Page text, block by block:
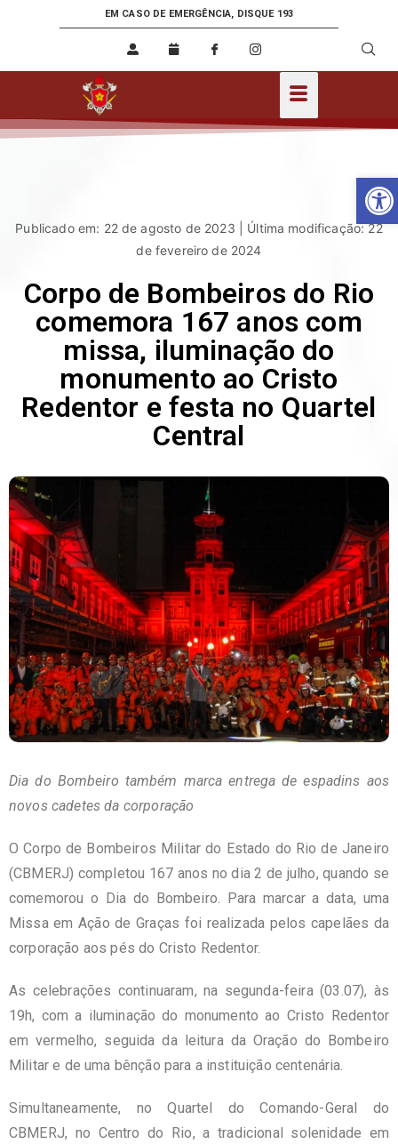
EM CASO DE EMERGÊNCIA, DISQUE 193
Publicado em: 22 de agosto de 2023 | Última modificação: 22
de fevereiro de 2024
Corpo de Bombeiros do Rio
comemora 167 anos com
missa, iluminação do
monumento ao Cristo
Redentor e festa no Quartel
Central
Dia do Bombeiro também marca entrega de espadins aos
novos cadetes da corporação
O Corpo de Bombeiros Militar do Estado do Rio de Janeiro
(CBMERJ) completou 167 anos no dia 2 de julho, quando se
comemorou o Dia do Bombeiro. Para marcar a data, uma
Missa em Ação de Graças foi realizada pelos capelães da
corporação aos pés do Cristo Redentor.
As celebrações continuaram, na segunda-feira (03.07), às
19h, com a iluminação do monumento ao Cristo Redentor
em vermelho, seguida da leitura da Oração do Bombeiro
Militar e de uma bênção para a instituição centenária.
Simultaneamente, no Quartel do Comando-Geral do
CBMERJ, no Centro do Rio, a tradicional solenidade em